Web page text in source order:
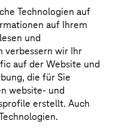
in die
: Toll Collect betraut
Betrieb der IT für
Im
Technologien auf
auf Ihrem
und
verbessern wir Ihr
auf der Website und
die für Sie
website- und
erstellt. Auch